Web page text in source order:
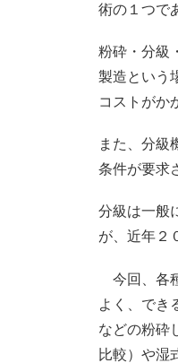
術の１つで
粉砕・分級
製造という
コストがか
また、分級
条件が要求
分級は一般
が、近年２
今回、各
よく、でき
などの粉砕
比較）や湿